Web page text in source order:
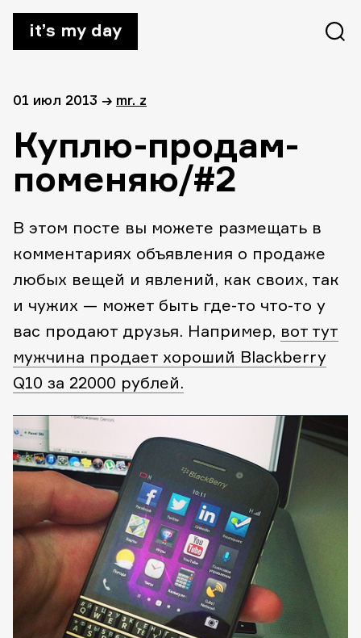
it’s my day
01 июл 2013 → mr. z
Куплю-продам-
поменяю/#2
В этом посте вы можете размещать в
комментариях объявления о продаже
любых вещей и явлений, как своих, так
и чужих — может быть где-то что-то у
вас продают друзья. Например, вот тут
мужчина продает хороший Blackberry
Q10 за 22000 рублей.